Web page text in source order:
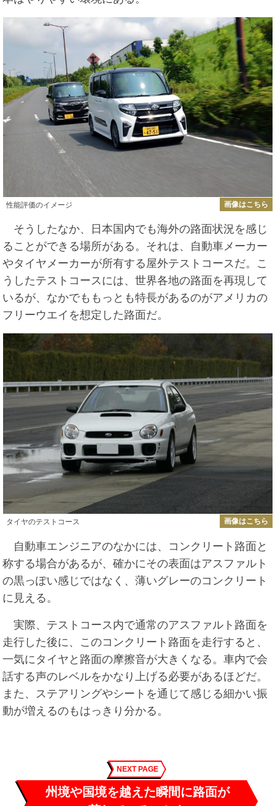
性能評価のイメージ 画像はこちら
そうしたなか、日本国内でも海外の路面状況を感じ
ることができる場所がある。それは、自動車メーカー
やタイヤメーカーが所有する屋外テストコースだ。こ
うしたテストコースには、世界各地の路面を再現して
いるが、なかでももっとも特長があるのがアメリカの
フリーウエイを想定した路面だ。
タイヤのテストコース 画像はこちら
自動車エンジニアのなかには、コンクリート路面と
称する場合があるが、確かにその表面はアスファルト
の黒っぽい感じではなく、薄いグレーのコンクリート
に見える。
実際、テストコース内で通常のアスファルト路面を
走行した後に、このコンクリート路面を走行すると、
一気にタイヤと路面の摩擦音が大きくなる。車内で会
話する声のレベルをかなり上げる必要があるほどだ。
また、ステアリングやシートを通じて感じる細かい振
動が増えるのもはっきり分かる。
NEXT PAGE
州境や国境を越えた瞬間に路面が